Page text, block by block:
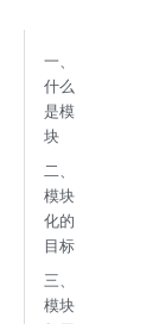
一、
什么
是模
块
二、
模块
化的
目标
三、
模块